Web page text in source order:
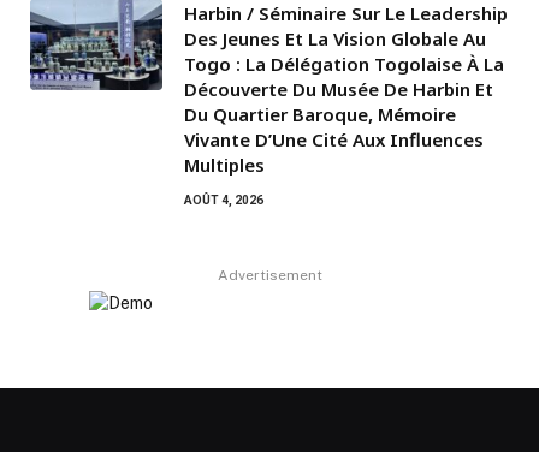
Harbin / Séminaire Sur Le Leadership
Des Jeunes Et La Vision Globale Au
Togo : La Délégation Togolaise À La
Découverte Du Musée De Harbin Et
Du Quartier Baroque, Mémoire
Vivante D’Une Cité Aux Influences
Multiples
AOÛT 4, 2026
Advertisement